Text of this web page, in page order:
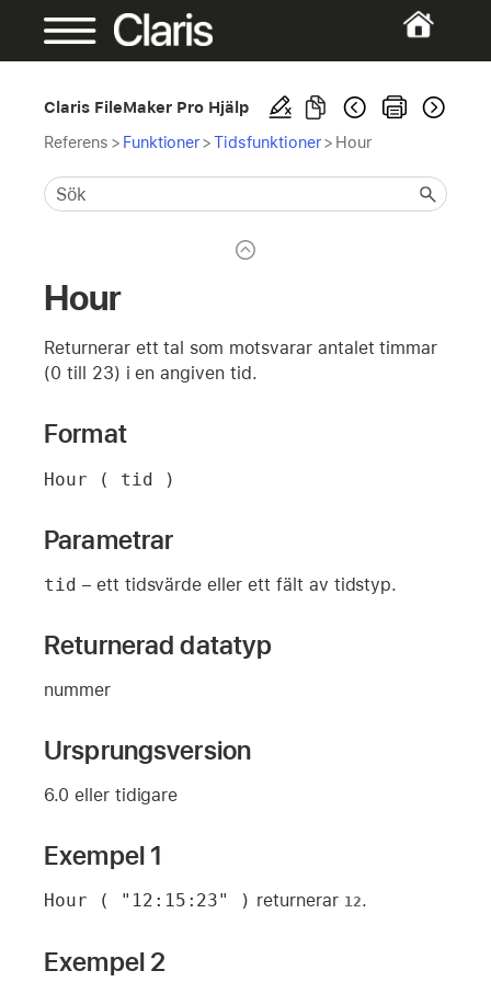
Claris FileMaker Pro Hjälp
Referens > Funktioner>Tidsfunktioner> Hour
Hour
Returnerar ett tal som motsvarar antalet timmar
(0 till 23) i en angiven tid.
Format
Hour ( tid )
Parametrar
tid – ett tidsvärde eller ett fält av tidstyp.
Returnerad datatyp
nummer
Ursprungsversion
6.0 eller tidigare
Exempel 1
Hour ( "12:15:23" ) returnerar 12.
Exempel 2